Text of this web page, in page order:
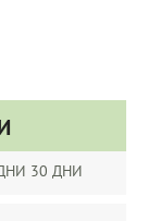
30 ДНИ